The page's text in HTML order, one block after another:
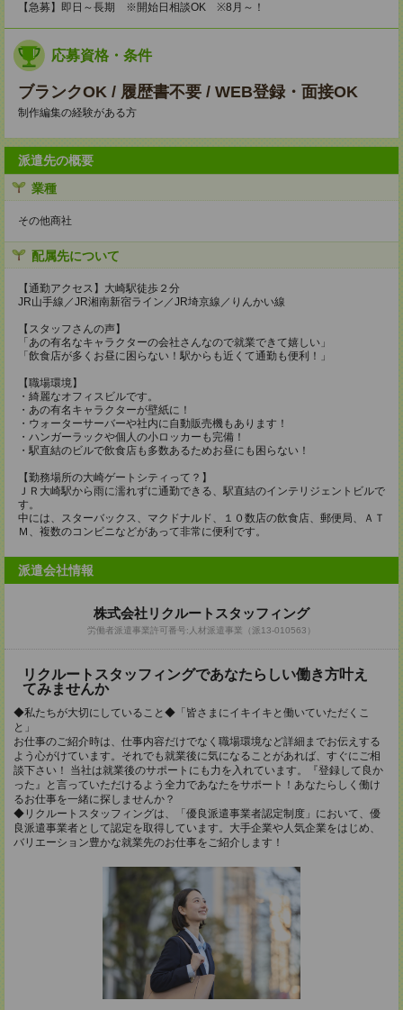
【急募】即日～長期 ※開始日相談OK ※8月～！
応募資格・条件
ブランクOK / 履歴書不要 / WEB登録・面接OK
制作編集の経験がある方
派遣先の概要
業種
その他商社
配属先について
【通勤アクセス】大崎駅徒歩２分
JR山手線／JR湘南新宿ライン／JR埼京線／りんかい線
【スタッフさんの声】
「あの有名なキャラクターの会社さんなので就業できて嬉しい」
「飲食店が多くお昼に困らない！駅からも近くて通勤も便利！」
【職場環境】
・綺麗なオフィスビルです。
・あの有名キャラクターが壁紙に！
・ウォーターサーバーや社内に自動販売機もあります！
・ハンガーラックや個人の小ロッカーも完備！
・駅直結のビルで飲食店も多数あるためお昼にも困らない！
【勤務場所の大崎ゲートシティって？】
ＪＲ大崎駅から雨に濡れずに通勤できる、駅直結のインテリジェントビルで
す。
中には、スターバックス、マクドナルド、１０数店の飲食店、郵便局、ＡＴ
Ｍ、複数のコンビニなどがあって非常に便利です。
派遣会社情報
株式会社リクルートスタッフィング
労働者派遣事業許可番号:人材派遣事業（派13-010563）
リクルートスタッフィングであなたらしい働き方叶え
てみませんか
◆私たちが大切にしていること◆「皆さまにイキイキと働いていただくこ
と」
お仕事のご紹介時は、仕事内容だけでなく職場環境など詳細までお伝えする
よう心がけています。それでも就業後に気になることがあれば、すぐにご相
談下さい！ 当社は就業後のサポートにも力を入れています。『登録して良か
った』と言っていただけるよう全力であなたをサポート！あなたらしく働け
るお仕事を一緒に探しませんか？
◆リクルートスタッフィングは、「優良派遣事業者認定制度」において、優
良派遣事業者として認定を取得しています。大手企業や人気企業をはじめ、
バリエーション豊かな就業先のお仕事をご紹介します！